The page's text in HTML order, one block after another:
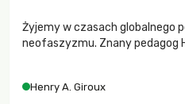
Żyjemy w czasach globalnego
neofaszyzmu. Znany pedagog
wychowają świadomych
Henry A. Giroux